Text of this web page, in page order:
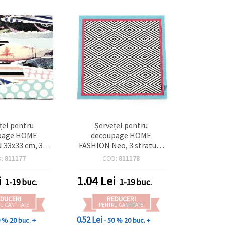
pentru
HOME
33x33 cm, 3
de Plajă - 1
811177
1-19 buc.
CANTITATE
% 20 buc. +
Șervețel pentru
decoupage HOME
FASHION Neo, 3 straturi,
33x33 cm - 1 bucată
COD: 811178
1.04Lei 1-19 buc.
REDUCERI
PENTRU CANTITATE
0.52 Lei- 50 % 20 buc. +